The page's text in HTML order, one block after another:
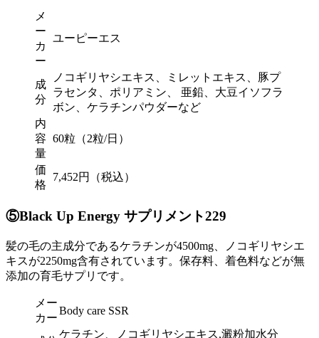
メ
ー
カ
ー
ユーピーエス
成
分
ノコギリヤシエキス、ミレットエキス、豚プ
ラセンタ、ポリアミン、 亜鉛、大豆イソフラ
ボン、ケラチンパウダーなど
内
容
量
60粒（2粒/日）
価
格
7,452円（税込）
⑤Black Up Energy サプリメント229
髪の毛の主成分であるケラチンが4500mg、ノコギリヤシエ
キスが2250mg含有されています。保存料、着色料などが無
添加の育毛サプリです。
メー
カー
Body care SSR
ケラチン、ノコギリヤシエキス,澱粉加水分